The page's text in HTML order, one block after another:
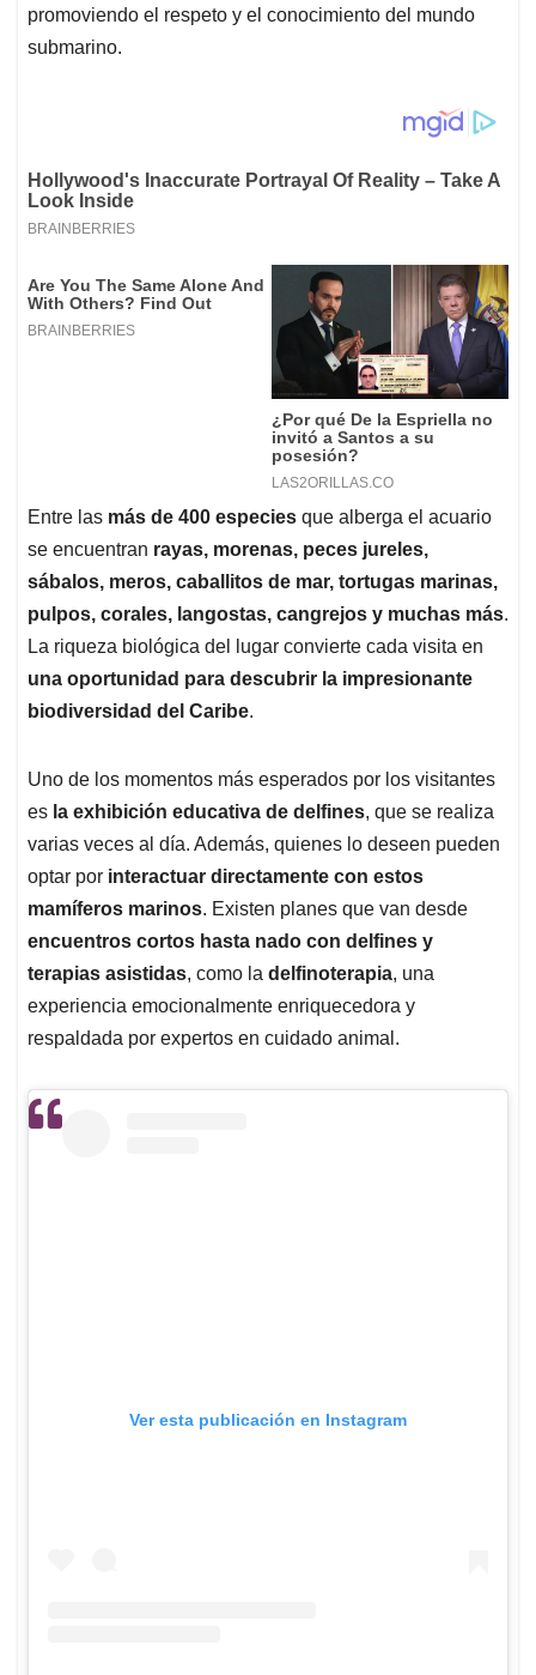
promoviendo el respeto y el conocimiento del mundo
submarino.
Entre las más de 400 especies que alberga el acuario
se encuentran rayas, morenas, peces jureles,
sábalos, meros, caballitos de mar, tortugas marinas,
pulpos, corales, langostas, cangrejos y muchas más.
La riqueza biológica del lugar convierte cada visita en
una oportunidad para descubrir la impresionante
biodiversidad del Caribe.
Uno de los momentos más esperados por los visitantes
es la exhibición educativa de delfines, que se realiza
varias veces al día. Además, quienes lo deseen pueden
optar por interactuar directamente con estos
mamíferos marinos. Existen planes que van desde
encuentros cortos hasta nado con delfines y
terapias asistidas, como la delfinoterapia, una
experiencia emocionalmente enriquecedora y
respaldada por expertos en cuidado animal.
Ver esta publicación en Instagram